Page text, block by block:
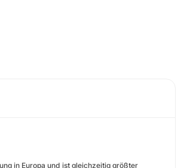
in Europa und ist gleichzeitig größter